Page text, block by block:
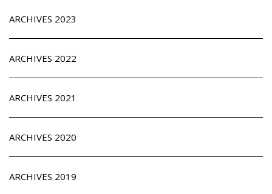
ARCHIVES 2023
ARCHIVES 2022
ARCHIVES 2021
ARCHIVES 2020
ARCHIVES 2019